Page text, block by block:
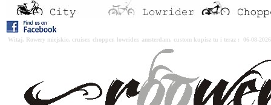
Witaj. Rowery miejskie, cruiser, chopper, lowrider, amsterdam, custom kupisz tu i teraz : 06-08-